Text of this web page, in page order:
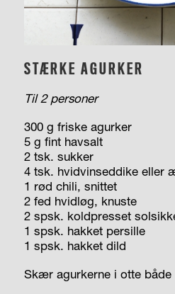
STÆRKE AGURKER
Til 2 personer
300 g friske agurker
5 g fint havsalt
2 tsk. sukker
4 tsk. hvidvinseddike eller
1 rød chili, snittet
2 fed hvidløg, knuste
2 spsk. koldpresset
1 spsk. hakket persille
1 spsk. hakket dild
Skær agurkerne i otte både